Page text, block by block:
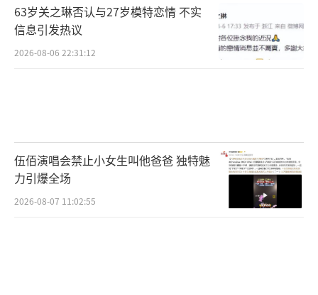
63岁关之琳否认与27岁模特恋情 不实
信息引发热议
2026-08-06 22:31:12
伍佰演唱会禁止小女生叫他爸爸 独特魅
力引爆全场
2026-08-07 11:02:55